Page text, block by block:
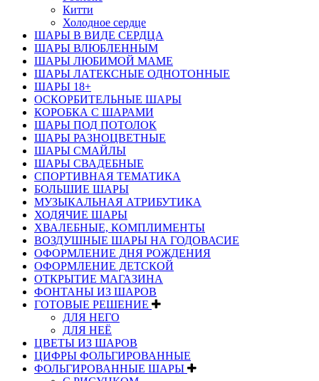
Китти
Холодное сердце
ШАРЫ В ВИДЕ СЕРДЦА
ШАРЫ ВЛЮБЛЕННЫМ
ШАРЫ ЛЮБИМОЙ МАМЕ
ШАРЫ ЛАТЕКСНЫЕ ОДНОТОННЫЕ
ШАРЫ 18+
ОСКОРБИТЕЛЬНЫЕ ШАРЫ
КОРОБКА С ШАРАМИ
ШАРЫ ПОД ПОТОЛОК
ШАРЫ РАЗНОЦВЕТНЫЕ
ШАРЫ СМАЙЛЫ
ШАРЫ СВАДЕБНЫЕ
СПОРТИВНАЯ ТЕМАТИКА
БОЛЬШИЕ ШАРЫ
МУЗЫКАЛЬНАЯ АТРИБУТИКА
ХОДЯЧИЕ ШАРЫ
ХВАЛЕБНЫЕ, КОМПЛИМЕНТЫ
ВОЗДУШНЫЕ ШАРЫ НА ГОДОВАСИЕ
ОФОРМЛЕНИЕ ДНЯ РОЖДЕНИЯ
ОФОРМЛЕНИЕ ДЕТСКОЙ
ОТКРЫТИЕ МАГАЗИНА
ФОНТАНЫ ИЗ ШАРОВ
ГОТОВЫЕ РЕШЕНИЕ
ДЛЯ НЕГО
ДЛЯ НЕЁ
ЦВЕТЫ ИЗ ШАРОВ
ЦИФРЫ ФОЛЬГИРОВАННЫЕ
ФОЛЬГИРОВАННЫЕ ШАРЫ